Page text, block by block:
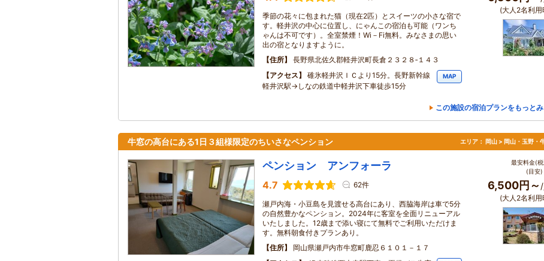
季節の花々に包まれた猫（現在2匹）とスイーツの小さな宿で
す。軽井沢の中心に位置し、にゃんこの宿泊も可能（ワンち
ゃんは不可です）。全室禁煙！Wi－Fi無料。みなさまの思い
出の宿となりますように。
住所
長野県北佐久郡軽井沢町長倉２３２８‐１４３
アクセス
碓氷軽井沢ＩＣより15分。長野新幹線
軽井沢駅→しなの鉄道中軽井沢下車徒歩15分
MAP
(大人2名利用
この施設の宿泊プランをもっと
牛窓の高台にある1日３組様限定のちいさなペンション エリア： 岡山 > 岡山・玉野・
ペンション アンフォーラ
4.7 62件
瀬戸内海・小豆島を見渡せる高台にあり、西脇海岸は車で5分
の自然豊かなペンション。2024年に客室を全面リニューアル
いたしました。12歳まで添い寝にて無料でご利用いただけま
す。無料朝食付きプランあり。
住所
岡山県瀬戸内市牛窓町鹿忍６１０１－１７
最安料金(
(目安)
6,500円～
(大人2名利用